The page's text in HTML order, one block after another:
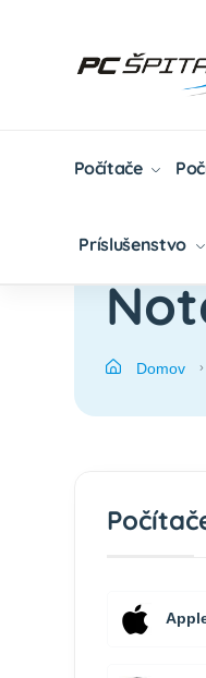
Počítače
Príslušenstvo
Domov